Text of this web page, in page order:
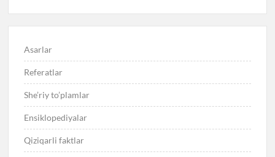
Asarlar
Referatlar
She’riy to’plamlar
Ensiklopediyalar
Qiziqarli faktlar